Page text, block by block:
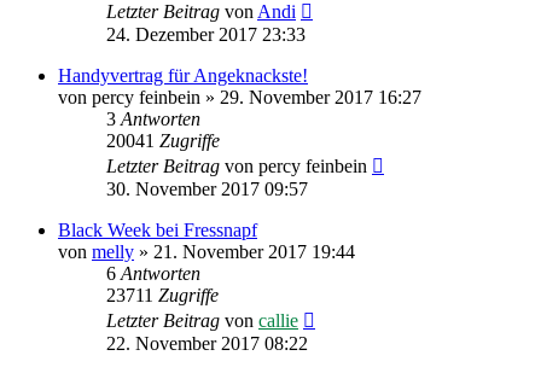
Letzter Beitrag von Andi
24. Dezember 2017 23:33
Handyvertrag für Angeknackste!
von percy feinbein » 29. November 2017 16:27
3 Antworten
20041 Zugriffe
Letzter Beitrag von percy feinbein
30. November 2017 09:57
Black Week bei Fressnapf
von melly » 21. November 2017 19:44
6 Antworten
23711 Zugriffe
Letzter Beitrag von callie
22. November 2017 08:22